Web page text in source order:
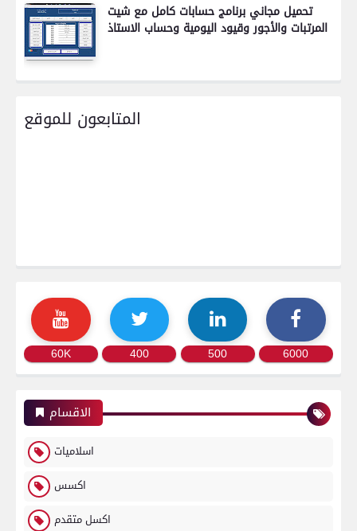
تحميل مجاني برنامج حسابات كامل مع شيت
المرتبات والأجور وقيود اليومية وحساب الاستاذ
المتابعون للموقع
60K 400 500 6000
الاقسام
اسلاميات
اكسس
اكسل متقدم